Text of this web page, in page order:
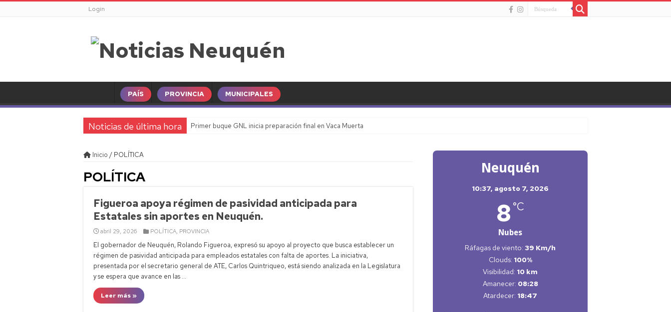
Login
PAÍS PROVINCIA MUNICIPALES
Noticias de última hora Primer buque GNL inicia preparación final en Vaca Muerta
Inicio / POLÍTICA
POLÍTICA
Figueroa apoya régimen de pasividad anticipada para
Estatales sin aportes en Neuquén.
abril 29, 2026 POLÍTICA, PROVINCIA
El gobernador de Neuquén, Rolando Figueroa, expresó su apoyo al proyecto que busca establecer un
régimen de pasividad anticipada para empleados estatales con falta de aportes. La iniciativa,
presentada por el secretario general de ATE, Carlos Quintriqueo, está siendo analizada en la Legislatura
y se espera que avance en las …
Leer más »
Neuquén
10:37, agosto 7, 2026
8 °C
Nubes
Ráfagas de viento: 39 Km/h
Clouds: 100%
Visibilidad: 10 km
Amanecer: 08:28
Atardecer: 18:47